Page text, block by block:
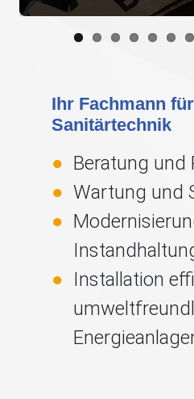
Ihr Fachmann
Sanitärtechnik
Beratung und
Wartung und
Installation